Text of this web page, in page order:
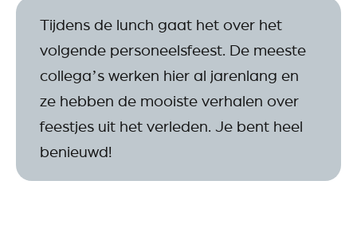
Tijdens de lunch gaat het over het
volgende personeelsfeest. De meeste
collega’s werken hier al jarenlang en
ze hebben de mooiste verhalen over
feestjes uit het verleden. Je bent heel
benieuwd!